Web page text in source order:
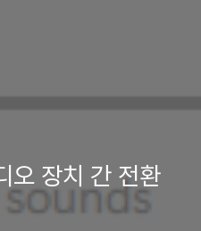
1.8.1 - 오디오 장치 간 전환